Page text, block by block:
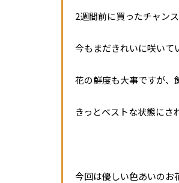
2週間前に買ったチャンス
今もまだきれいに咲いて
花の鮮度も大事ですが
きっとベストな状態にさ
今回は優しい色あいのお